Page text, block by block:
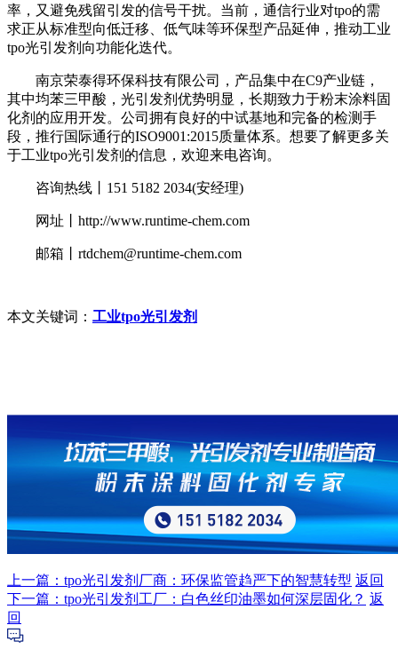
率，又避免残留引发的信号干扰。当前，通信行业对tpo的需
求正从标准型向低迁移、低气味等环保型产品延伸，推动工业
tpo光引发剂向功能化迭代。
南京荣泰得环保科技有限公司，产品集中在C9产业链，
其中均苯三甲酸，光引发剂优势明显，长期致力于粉末涂料固
化剂的应用开发。公司拥有良好的中试基地和完备的检测手
段，推行国际通行的ISO9001:2015质量体系。想要了解更多关
于工业tpo光引发剂的信息，欢迎来电咨询。
咨询热线丨151 5182 2034(安经理)
网址丨http://www.runtime-chem.com
邮箱丨rtdchem@runtime-chem.com
本文关键词： 工业tpo光引发剂
上一篇：tpo光引发剂厂商：环保监管趋严下的智慧转型 返回
下一篇：tpo光引发剂工厂：白色丝印油墨如何深层固化？ 返
回